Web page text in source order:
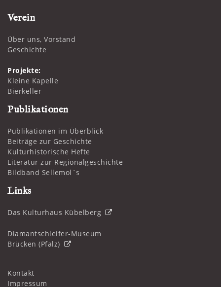
Verein
Über uns, Vorstand
Geschichte
Projekte:
Kleine Kapelle
Bierkeller
Publikationen
Publikationen im Überblick
Beiträge zur Geschichte
Kulturhistorische Hefte
Literatur zur Regionalgeschichte
Bildband Sellemol´s
Links
Das Kulturhaus Kübelberg
Diamantschleifer-Museum
Brücken (Pfalz)
Kontakt
Impressum